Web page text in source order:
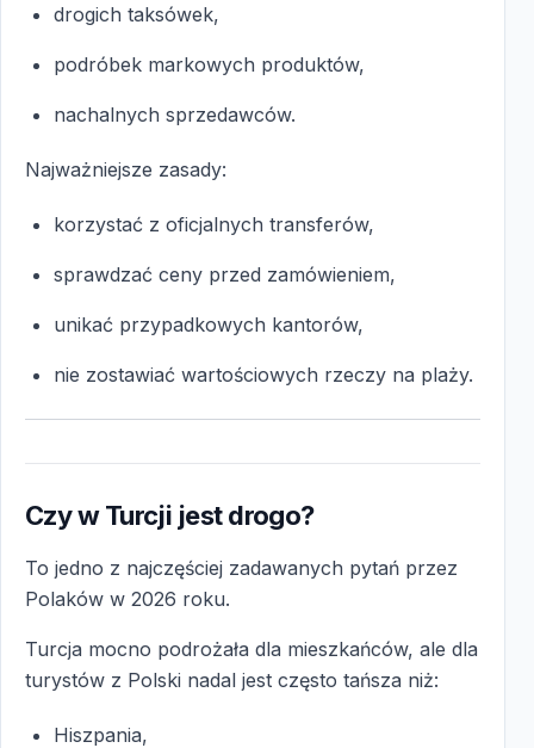
drogich taksówek,
podróbek markowych produktów,
nachalnych sprzedawców.
Najważniejsze zasady:
korzystać z oficjalnych transferów,
sprawdzać ceny przed zamówieniem,
unikać przypadkowych kantorów,
nie zostawiać wartościowych rzeczy na plaży.
Czy w Turcji jest drogo?
To jedno z najczęściej zadawanych pytań przez
Polaków w 2026 roku.
Turcja mocno podrożała dla mieszkańców, ale dla
turystów z Polski nadal jest często tańsza niż:
Hiszpania,